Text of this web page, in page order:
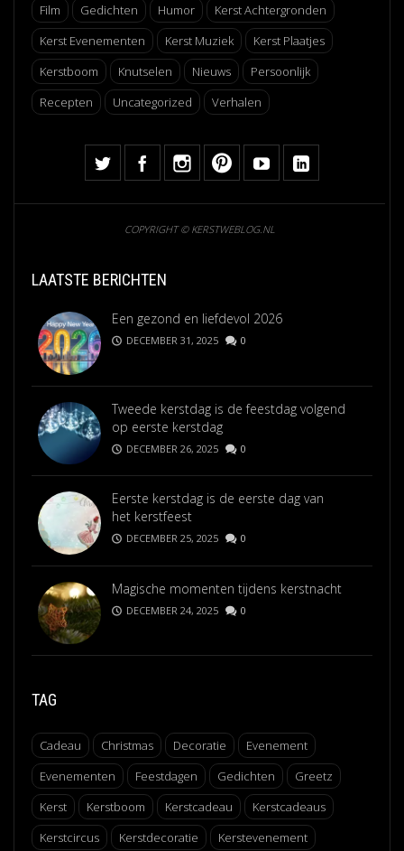
Film
Gedichten Humor
Kerst Achtergronden
Kerst Evenementen
Kerst Muziek
Kerst Plaatjes
Kerstboom
Knutselen Nieuws
Persoonlijk
Recepten
Uncategorized Verhalen
COPYRIGHT © KERSTWEBLOG.NL
LAATSTE BERICHTEN
Een gezond en liefdevol 2026
DECEMBER 31, 2025 0
Tweede kerstdag is de feestdag volgend
op eerste kerstdag
DECEMBER 26, 2025 0
Eerste kerstdag is de eerste dag van
het kerstfeest
DECEMBER 25, 2025 0
Magische momenten tijdens kerstnacht
DECEMBER 24, 2025 0
TAG
Cadeau Christmas Decoratie
Evenement
Evenementen
Feestdagen Gedichten
Greetz
Kerst
Kerstboom Kerstcadeau
Kerstcadeaus
Kerstcircus
Kerstdecoratie Kerstevenement